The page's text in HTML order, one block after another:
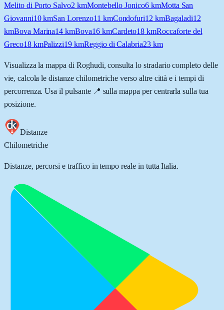
Melito di Porto Salvo2 kmMontebello Jonico6kmMotta San
Giovanni10kmSan Lorenzo11 kmCondofuri12 kmBagaladi12
kmBova Marina14 kmBova16kmCardeto18 kmRoccaforte del
Greco18kmPalizzi19 kmReggio di Calabria23 km
Visualizza la mappa di Roghudi, consulta lo stradario completo delle
vie, calcola le distanze chilometriche verso altre città e i tempi di
percorrenza. Usa il pulsante 📍 sulla mappa per centrarla sulla tua
posizione.
Distanze
Chilometriche
Distanze, percorsi e traffico in tempo reale in tutta Italia.